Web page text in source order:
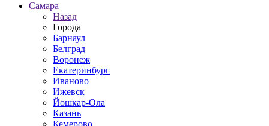
Самара
Назад
Города
Барнаул
Белград
Воронеж
Екатеринбург
Иваново
Ижевск
Йошкар-Ола
Казань
Кемерово